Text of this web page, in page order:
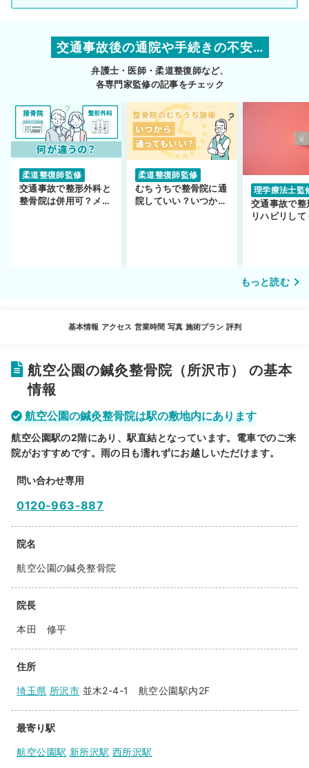
交通事故後の通院や手続きの不安…
弁護士・医師・柔道整復師など、
各専門家監修の記事をチェック
柔道整復師監修
交通事故で整形外科と
整骨院は併用可？メリ
柔道整復師監修
むちうちで整骨院に通
院していい？いつから
理学療法士監
交通事故で整
リハビリして
もっと読む
基本情報 アクセス 営業時間 写真 施術プラン 評判
航空公園の鍼灸整骨院（所沢市） の基本
情報
航空公園の鍼灸整骨院は駅の敷地内にあります
航空公園駅の2階にあり、駅直結となっています。電車でのご来
院がおすすめです。雨の日も濡れずにお越しいただけます。
問い合わせ専用
0120-963-887
院名
航空公園の鍼灸整骨院
院長
本田 修平
住所
埼玉県 所沢市 並木2-4-1 航空公園駅内2F
最寄り駅
航空公園駅 新所沢駅 西所沢駅